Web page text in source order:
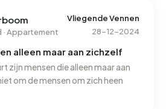
Appartement
Vliegende Vennen
28-12-2024
alleen maar aan zichzelf
zijn mensen die alleen maar aan
om de mensen om zich heen